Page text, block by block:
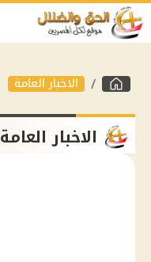
الاخبار العامة
الاخبار العامة